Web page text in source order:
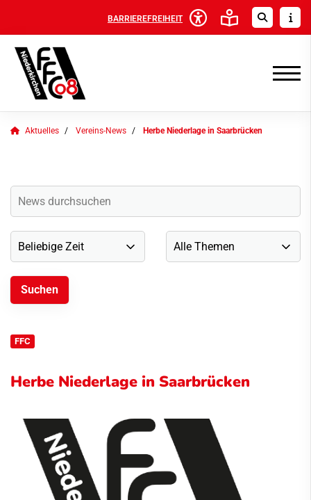
BARRIEREFREIHEIT
Aktuelles Vereins-News Herbe Niederlage in Saarbrücken
FFC
Herbe Niederlage in Saarbrücken